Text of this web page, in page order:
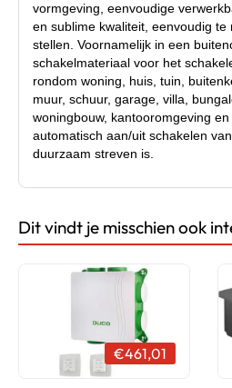
vormgeving, eenvoudige
en sublime kwaliteit, eenvoudig te
stellen. Voornamelijk in een
schakelmateriaal voor het
rondom woning, huis, tuin,
muur, schuur, garage, villa,
woningbouw, kantooromgeving
automatisch aan/uit schakelen
duurzaam streven is.
Dit vindt je misschien ook
€461,01